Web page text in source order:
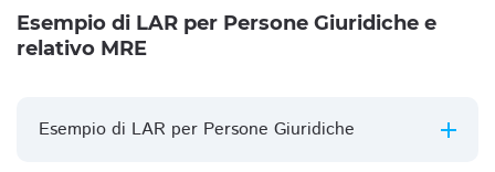
Esempio di LAR per Persone Giuridiche e
relativo MRE
Esempio di LAR per Persone Giuridiche